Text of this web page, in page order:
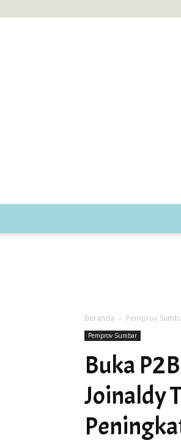
Beranda Pemprov
Pemprov Sumbar
Buka
Joinaldy